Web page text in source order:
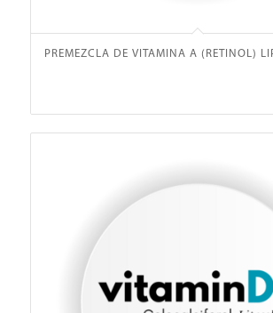
PREMEZCLA DE VITAMINA A (RETINOL)